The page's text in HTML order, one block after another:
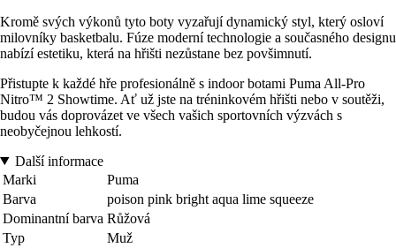
Kromě svých výkonů tyto boty vyzařují dynamický styl, který osloví
milovníky basketbalu. Fúze moderní technologie a současného designu
nabízí estetiku, která na hřišti nezůstane bez povšimnutí.
Přistupte k každé hře profesionálně s indoor botami Puma All-Pro
Nitro™ 2 Showtime. Ať už jste na tréninkovém hřišti nebo v soutěži,
budou vás doprovázet ve všech vašich sportovních výzvách s
neobyčejnou lehkostí.
Další informace
Marki
Puma
Barva
poison pink bright aqua lime squeeze
Dominantní barva Růžová
Typ
Muž